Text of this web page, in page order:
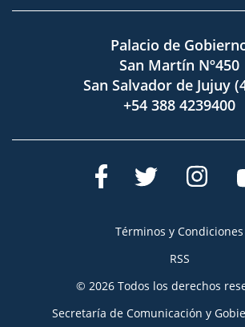
Palacio de
San Martín Nº450
San Salvador de Jujuy
+54 388 4239400
Términos y Condiciones
RSS
© 2026 Todos los derechos
Secretaría de Comunicación y